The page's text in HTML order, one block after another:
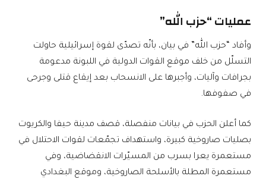
عمليات “حزب الله”
وأفاد “حزب الله” في بيان، بأنّه تصدّى لقوة إسرائيلية حاولت
التسلّل من خلف موقع القوات الدولية في اللبونة مدعومة
بجرافات وآليات، وأجبرها على الانسحاب بعد إيقاع قتلى وجرحى
في صفوفها.
كما أعلن الحزب في بيانات منفصلة، قصف مدينة ‏حيفا والكريوت
بصليات صاروخية كبيرة، واستهداف تجمّعات لقوات الاحتلال في
مستعمرة يعرا بسرب من المسيّرات الانقضاضية، وفي
مستعمرة المطلة بالأسلحة الصاروخية، وموقع البغدادي